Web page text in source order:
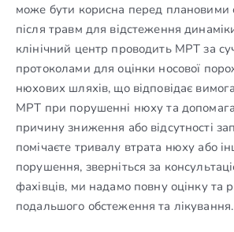
може бути корисна перед плановими
після травм для відстеження
клінічний центр проводить МРТ за
протоколами для оцінки носової
нюхових шляхів, що відповідає
МРТ при порушенні нюху та
причину зниження або відсутності
помічаєте тривалу втрата нюху або
порушення, зверніться за
фахівців, ми надамо повну оцінку та
подальшого обстеження та лікування.